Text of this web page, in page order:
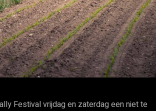
Festival vrijdag en zaterdag een niet te